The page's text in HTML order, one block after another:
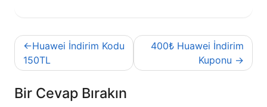
Yazı
gezinmesi
Huawei İndirim Kodu
150TL
400₺ Huawei İndirim
Kuponu
Bir Cevap Bırakın